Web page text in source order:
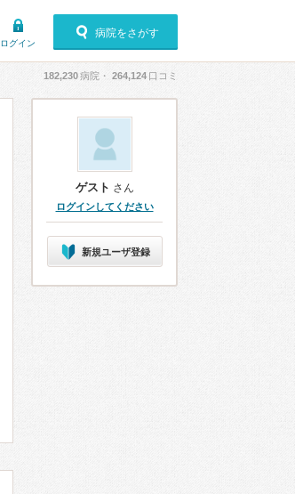
ログイン
病院をさがす
182,230病院・ 264,124 口コミ
ゲスト さん
ログインしてください
新規ユーザ登録